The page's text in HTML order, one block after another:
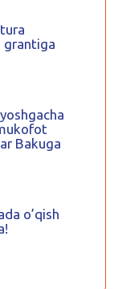
grantiga
Bakuga
o’qish